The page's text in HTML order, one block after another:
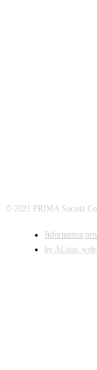
© 2021 PRIMA Società
Informativa
by ACsite,